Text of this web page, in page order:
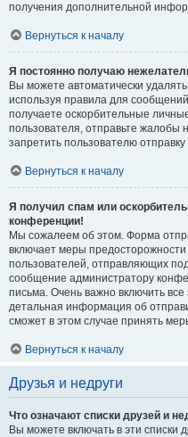
получения дополнительной
Вернуться к началу
Я постоянно получаю
Вы можете автоматически
используя правила для
получаете оскорбительные
пользователя, отправьте жалобы
запретить пользователю
Вернуться к началу
Я получил спам или
конференции!
Мы сожалеем об этом. Форма
включает меры
пользователей, отправляющих
сообщение администратору
письма. Очень важно включить все
детальная информация об
сможет в этом случае принять
Вернуться к началу
Друзья и недруги
Что означают списки друзей и
Вы можете включать в эти списки